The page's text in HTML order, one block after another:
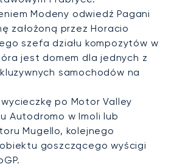
Modeny odwiedź Pagani
założoną przez Horacio
szefa działu kompozytów w
jest domem dla jednych z
samochodów na
po Motor Valley
Autodromo w Imoli lub
Mugello, kolejnego
goszczącego wyścigi